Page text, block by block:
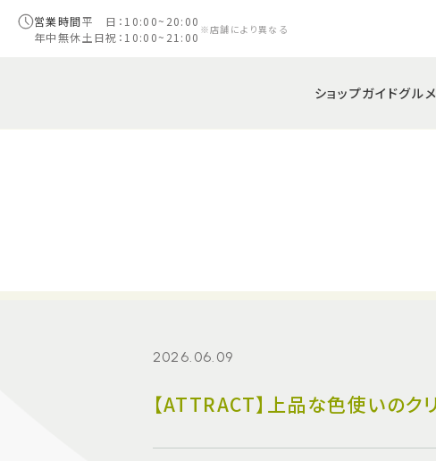
営業時間平 日：10:00~20:00
年中無休土日祝：10:00~21:00 ※店舗により異なる
ショップガイドグル
2026.06.09
【ATTRACT】上品な色使いのク